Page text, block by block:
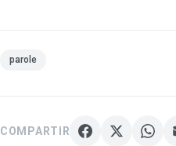
parole
COMPARTIR